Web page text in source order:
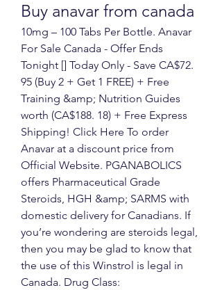
Buy anavar from canada
10mg – 100 Tabs Per Bottle. Anavar
For Sale Canada - Offer Ends
Tonight [] Today Only - Save CA$72.
95 (Buy 2 + Get 1 FREE) + Free
Training &amp; Nutrition Guides
worth (CA$188. 18) + Free Express
Shipping! Click Here To order
Anavar at a discount price from
Official Website. PGANABOLICS
offers Pharmaceutical Grade
Steroids, HGH &amp; SARMS with
domestic delivery for Canadians. If
you’re wondering are steroids legal,
then you may be glad to know that
the use of this Winstrol is legal in
Canada. Drug Class: